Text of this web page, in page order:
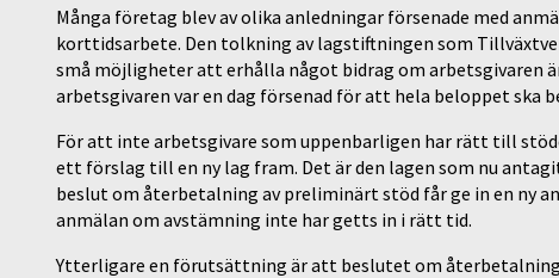
Många företag blev av olika anledningar försenade med
korttidsarbete. Den tolkning av lagstiftningen som
små möjligheter att erhålla något bidrag om arbetsgivaren
arbetsgivaren var en dag försenad för att hela beloppet ska
För att inte arbetsgivare som uppenbarligen har rätt till
ett förslag till en ny lag fram. Det är den lagen som nu
beslut om återbetalning av preliminärt stöd får ge in en ny
anmälan om avstämning inte har getts in i rätt tid.
Ytterligare en förutsättning är att beslutet om